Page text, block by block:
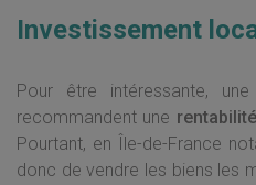
Investissement
Pour être intéressante,
recommandent une
Pourtant, en Île-de-France
donc de vendre les biens les